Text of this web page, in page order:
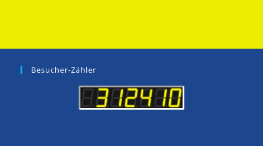
Besucher-Zähler